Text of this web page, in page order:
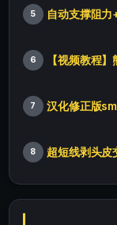
5 自动支撑阻力
6 【视频教程
7 汉化修正版
8 超短线剥头皮